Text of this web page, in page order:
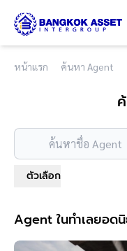
หน้าแรก ค้นหา Agent
ตัวเลือก
ค้นหาชื่อ Agent
Agent ในทำเลยอด